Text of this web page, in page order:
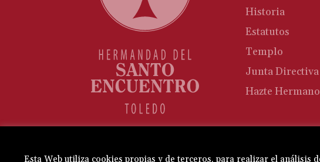
Historia
Estatutos
Templo
Junta Directiva
Hazte Hermano
Esta Web utiliza cookies propias y de terceros, para realizar el análisis